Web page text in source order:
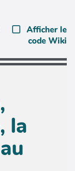
Afficher le
code Wiki
la